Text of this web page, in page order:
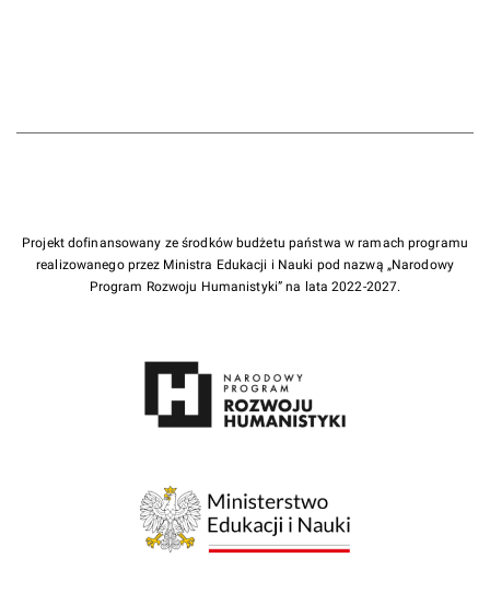
Projekt dofinansowany ze środków budżetu państwa w ramach programu
realizowanego przez Ministra Edukacji i Nauki pod nazwą „Narodowy
Program Rozwoju Humanistyki” na lata 2022-2027.